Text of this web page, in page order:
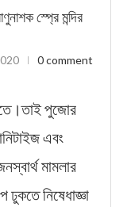
স্প্রে মন্দির
0 comment
পুজোর
এবং
মামলার
নিষেধাজ্ঞা